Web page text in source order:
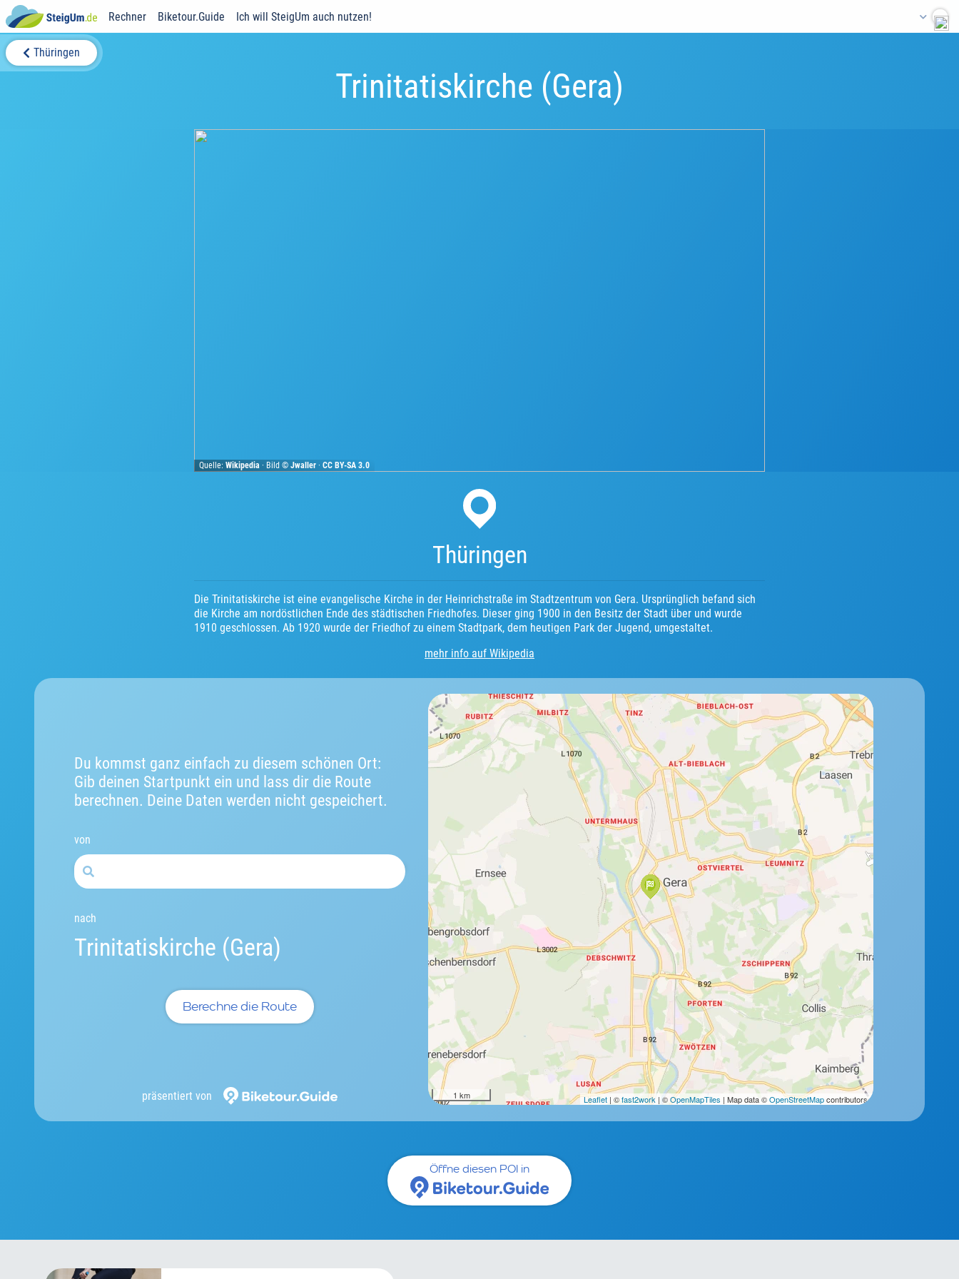
Rechner Biketour.Guide Ich will SteigUm auch nutzen!
Thüringen
Trinitatiskirche (Gera)
Quelle:Wikipedia · Bild ©Jwaller ·CC BY-SA 3.0
Thüringen
Die Trinitatiskirche ist eine evangelische Kirche in der Heinrichstraße im Stadtzentrum von Gera. Ursprünglich befand sich
die Kirche am nordöstlichen Ende des städtischen Friedhofes. Dieser ging 1900 in den Besitz der Stadt über und wurde
1910 geschlossen. Ab 1920 wurde der Friedhof zu einem Stadtpark, dem heutigen Park der Jugend, umgestaltet.
mehr info auf Wikipedia
Du kommst ganz einfach zu diesem schönen Ort:
Gib deinen Startpunkt ein und lass dir die Route
berechnen. Deine Daten werden nicht gespeichert.
von
nach
Trinitatiskirche (Gera)
Berechne die Route
präsentiert von 1 km Leaflet | ©fast2work | ©OpenMapTiles | Map data ©OpenStreetMapcontributors.
Öffne diesen POI in